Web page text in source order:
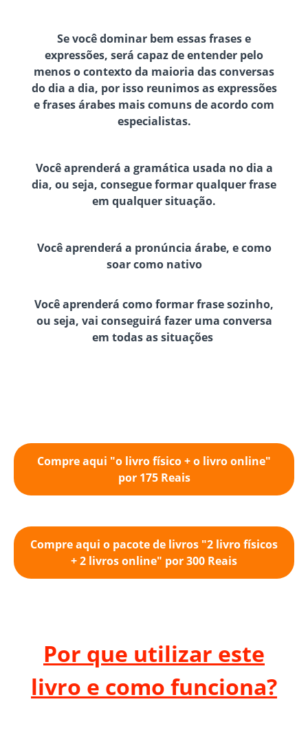
Se você dominar bem essas frases e
expressões, será capaz de entender pelo
menos o contexto da maioria das conversas
do dia a dia, por isso reunimos as expressões
e frases árabes mais comuns de acordo com
especialistas.
Você aprenderá a gramática usada no dia a
dia, ou seja, consegue formar qualquer frase
em qualquer situação.
Você aprenderá a pronúncia árabe, e como
soar como nativo
Você aprenderá como formar frase sozinho,
ou seja, vai conseguirá fazer uma conversa
em todas as situações
Compre aqui "o livro físico + o livro online"
por 175 Reais
Compre aqui o pacote de livros "2 livro físicos
+ 2 livros online" por 300 Reais
Por que utilizar este
livro e como funciona?